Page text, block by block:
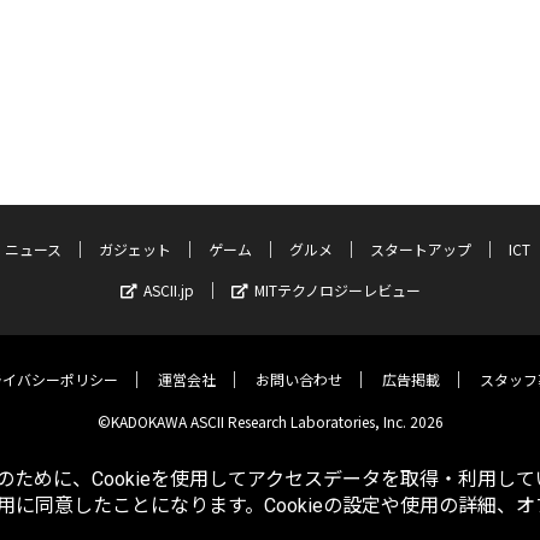
ニュース ガジェット ゲーム グルメ スタートアップ ICT
ASCII.jp
MITテクノロジーレビュー
バシーポリシー 運営会社 お問い合わせ 広告掲載 スタッ
©KADOKAWA ASCII Research Laboratories, Inc. 2026
めに、Cookieを使用してアクセスデータを取得・利用して
に同意したことになります。Cookieの設定や使用の詳細、